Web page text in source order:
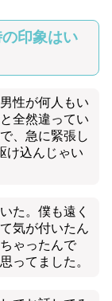
印象はい
性が何人もい
全然違ってい
、急に緊張し
け込んじゃい
た。僕も遠く
気が付いたん
ゃったんで
ってました。